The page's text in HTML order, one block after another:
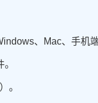
、Mac、手机
。